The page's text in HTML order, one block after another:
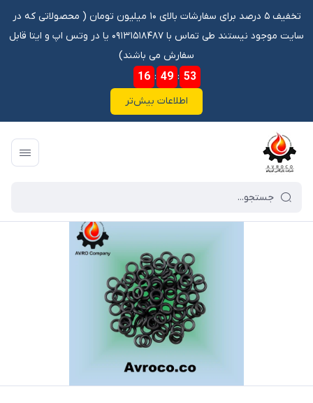
تخفیف ۵ درصد برای سفارشات بالای ۱۰ میلیون تومان ‌‌(‌‌ محصولاتی که در
سایت موجود نیستند طی تماس با ۰۹۱۳۱۵۱۸۴۸۷ یا در وتس اپ و ایتا قابل
سفارش می باشند)
16 : 49 : 53
اطلاعات بیش‌تر
فروشگاه آنلاین آوروکو